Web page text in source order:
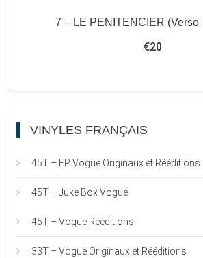
7 – LE PENITENCIER (Verso
€20
VINYLES FRANÇAIS
45T – EP Vogue Originaux et Rééditions
45T – Juke Box Vogue
45T – Vogue Rééditions
33T – Vogue Originaux et Rééditions